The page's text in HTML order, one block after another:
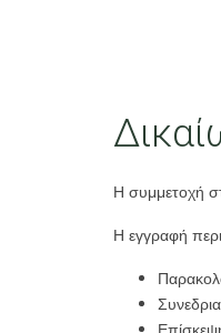
Η συμμετοχή
Η εγγραφή